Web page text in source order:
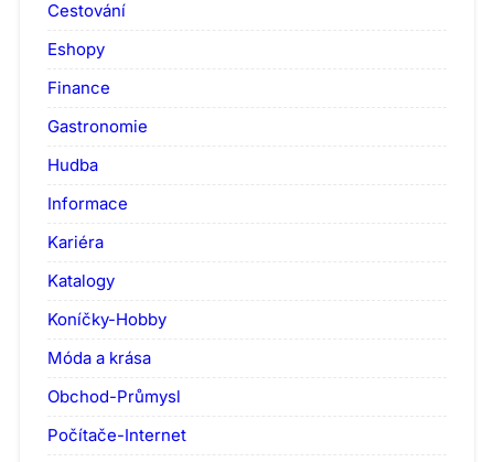
Cestování
Eshopy
Finance
Gastronomie
Hudba
Informace
Kariéra
Katalogy
Koníčky-Hobby
Móda a krása
Obchod-Průmysl
Počítače-Internet